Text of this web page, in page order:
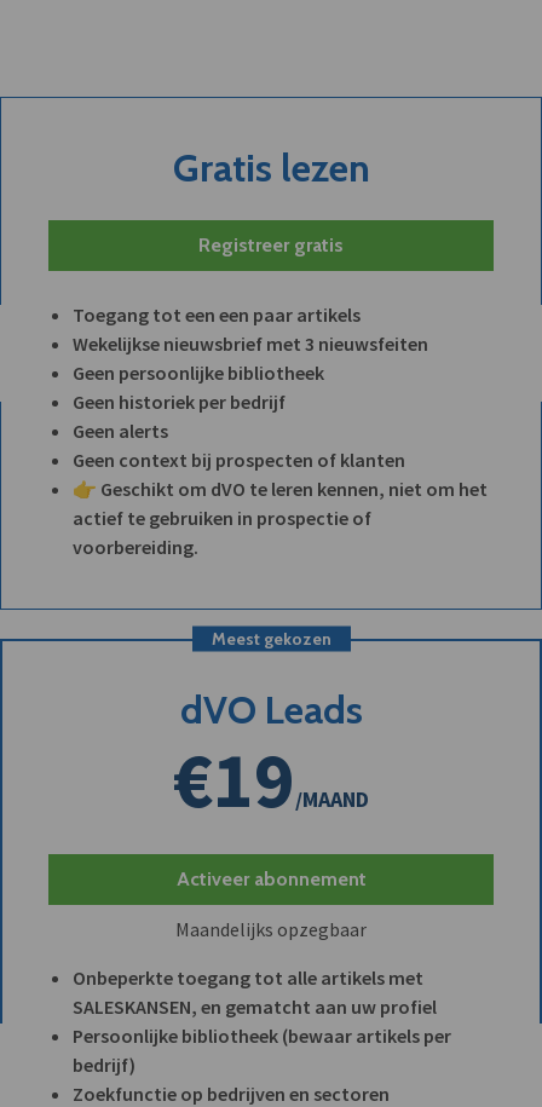
Gratis lezen
Registreer gratis
Toegang tot een een paar artikels
Wekelijkse nieuwsbrief met 3 nieuwsfeiten
Geen persoonlijke bibliotheek
Geen historiek per bedrijf
Geen alerts
Geen context bij prospecten of klanten
👉 Geschikt om dVO te leren kennen, niet om het
actief te gebruiken in prospectie of
voorbereiding.
Meest gekozen
dVO Leads
€19/MAAND
Activeer abonnement
Maandelijks opzegbaar
Onbeperkte toegang tot alle artikels met
SALESKANSEN, en gematcht aan uw profiel
Persoonlijke bibliotheek (bewaar artikels per
bedrijf)
Zoekfunctie op bedrijven en sectoren